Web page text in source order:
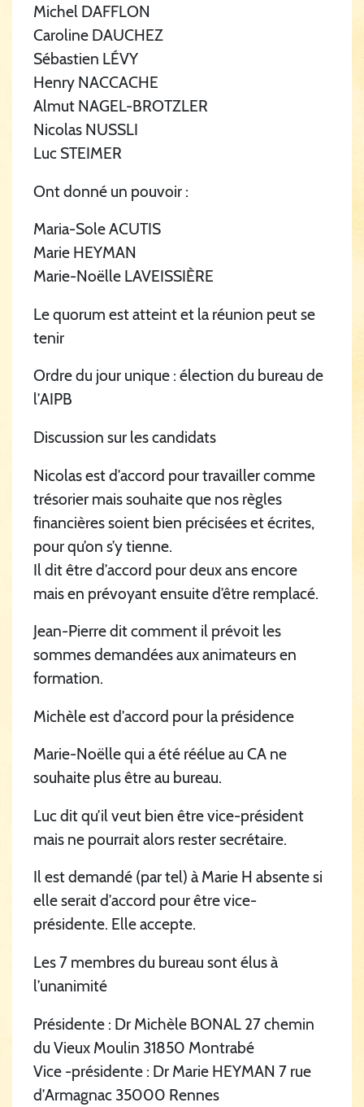
Michel DAFFLON
Caroline DAUCHEZ
Sébastien LÉVY
Henry NACCACHE
Almut NAGEL-BROTZLER
Nicolas NUSSLI
Luc STEIMER
Ont donné un pouvoir :
Maria-Sole ACUTIS
Marie HEYMAN
Marie-Noëlle LAVEISSIÈRE
Le quorum est atteint et la réunion peut se
tenir
Ordre du jour unique : élection du bureau de
l’AIPB
Discussion sur les candidats
Nicolas est d’accord pour travailler comme
trésorier mais souhaite que nos règles
financières soient bien précisées et écrites,
pour qu’on s’y tienne.
Il dit être d’accord pour deux ans encore
mais en prévoyant ensuite d’être remplacé.
Jean-Pierre dit comment il prévoit les
sommes demandées aux animateurs en
formation.
Michèle est d’accord pour la présidence
Marie-Noëlle qui a été réélue au CA ne
souhaite plus être au bureau.
Luc dit qu’il veut bien être vice-président
mais ne pourrait alors rester secrétaire.
Il est demandé (par tel) à Marie H absente si
elle serait d’accord pour être vice-
présidente. Elle accepte.
Les 7 membres du bureau sont élus à
l’unanimité
Présidente : Dr Michèle BONAL 27 chemin
du Vieux Moulin 31850 Montrabé
Vice -présidente : Dr Marie HEYMAN 7 rue
d’Armagnac 35000 Rennes